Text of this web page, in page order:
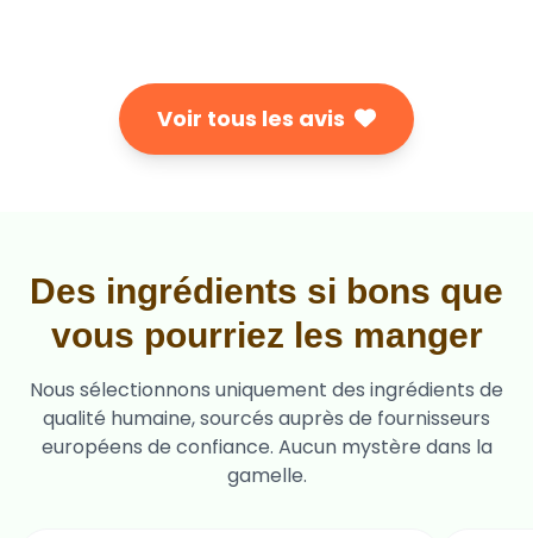
Voir tous les avis
Des ingrédients si bons que
vous pourriez les manger
Nous sélectionnons uniquement des ingrédients de
qualité humaine, sourcés auprès de fournisseurs
européens de confiance. Aucun mystère dans la
gamelle.